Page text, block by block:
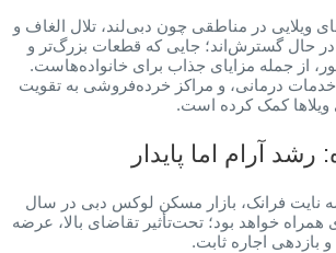
ویلایی در مناطقی چون دبی‌لند، تلال الغاف و
در حال گسترش‌اند؛ جایی که قطعات بزرگ‌تر و
از جمله مزایای جذاب برای خانواده‌هاست.
درمانی، و مراکز خرده‌فروشی به تقویت
ویلاها کمک کرده است.
رشد آرام اما پایدار
فرانک، بازار مسکن لوکس دبی در سال
۷ درصدی همراه خواهد بود؛ تحت‌تأثیر تقاضای بالا، عرضه
بازدهی اجاره ثابت.